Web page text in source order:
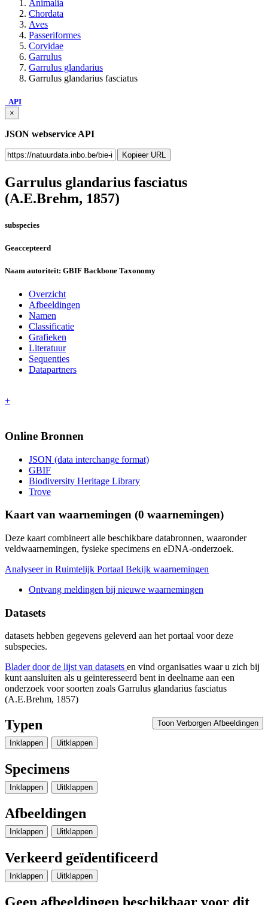
Animalia
Chordata
Aves
Passeriformes
Corvidae
Garrulus
Garrulus glandarius
Garrulus glandarius fasciatus
API
×
JSON webservice API
Kopieer URL
Garrulus glandarius fasciatus
(A.E.Brehm, 1857)
subspecies
Geaccepteerd
Naam autoriteit: GBIF Backbone Taxonomy
Overzicht
Afbeeldingen
Namen
Classificatie
Grafieken
Literatuur
Sequenties
Datapartners
+
Online Bronnen
JSON (data interchange format)
GBIF
Biodiversity Heritage Library
Trove
Kaart van waarnemingen (0 waarnemingen)
Deze kaart combineert alle beschikbare databronnen, waaronder
veldwaarnemingen, fysieke specimens en eDNA-onderzoek.
Analyseer in Ruimtelijk Portaal Bekijk waarnemingen
Ontvang meldingen bij nieuwe waarnemingen
Datasets
datasets hebben gegevens geleverd aan het portaal voor deze
subspecies.
Blader door de lijst van datasets en vind organisaties waar u zich bij
kunt aansluiten als u geïnteresseerd bent in deelname aan een
onderzoek voor soorten zoals Garrulus glandarius fasciatus
(A.E.Brehm, 1857)
Toon Verborgen Afbeeldingen
Typen
Inklappen Uitklappen
Specimens
Inklappen Uitklappen
Afbeeldingen
Inklappen Uitklappen
Verkeerd geïdentificeerd
Inklappen Uitklappen